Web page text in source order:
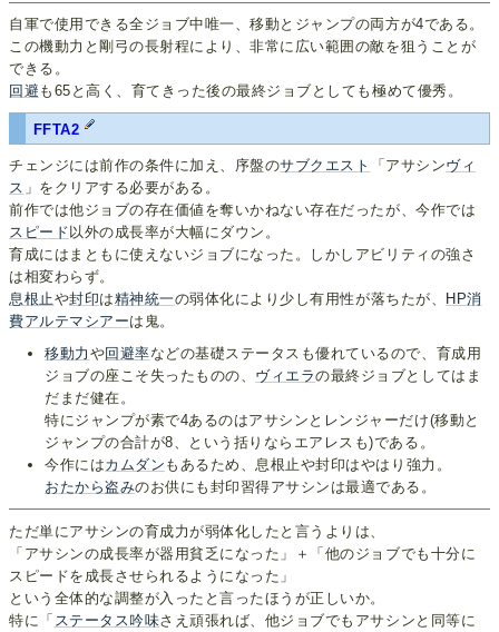
自軍で使用できる全ジョブ中唯一、移動とジャンプの両方が4である。
この機動力と剛弓の長射程により、非常に広い範囲の敵を狙うことが
できる。
回避 も65と高く、育てきった後の最終ジョブとしても極めて優秀。
FFTA2
チェンジには前作の条件に加え、序盤のサブクエスト 「アサシンヴィ
ス 」をクリアする必要がある。
前作では他ジョブの存在価値を奪いかねない存在だったが、今作では
スピード 以外の成長率が大幅にダウン。
育成にはまともに使えないジョブになった。しかしアビリティの強さ
は相変わらず。
息根止や封印は精神統一の弱体化により少し有用性が落ちたが、
HP消
費アルテマシアーは鬼。
移動力 や回避率などの基礎ステータスも優れているので、育成用
ジョブの座こそ失ったものの、 ヴィエラの最終ジョブとしてはま
だまだ健在。
特にジャンプが素で4あるのはアサシンとレンジャーだけ(移動と
ジャンプの合計が8、という括りならエアレスも)である。
今作にはカムダン もあるため、息根止や封印はやはり強力。
おたから盗みのお供にも封印習得アサシンは最適である。
ただ単にアサシンの育成力が弱体化したと言うよりは、
「アサシンの成長率が器用貧乏になった」＋「他のジョブでも十分に
スピードを成長させられるようになった」
という全体的な調整が入ったと言ったほうが正しいか。
特に「 ステータス吟味さえ頑張れば、他ジョブでもアサシンと同等に